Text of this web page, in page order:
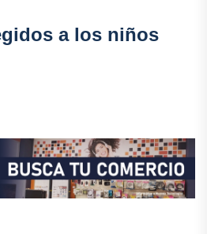
a los niños